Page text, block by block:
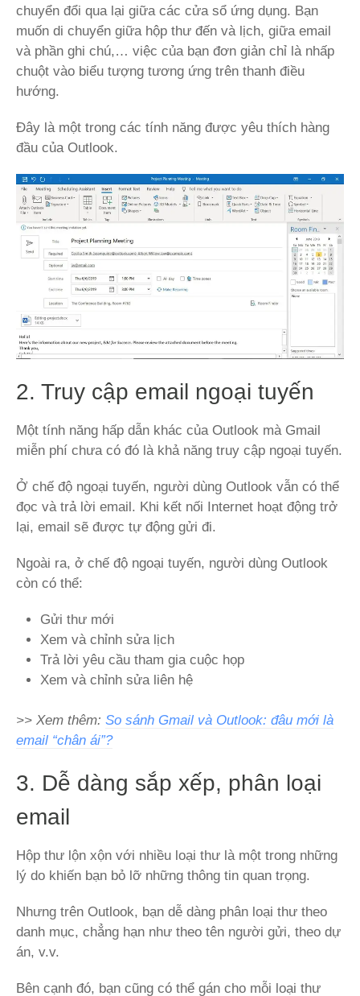
chuyển đổi qua lại giữa các cửa sổ ứng dụng. Bạn
muốn di chuyển giữa hộp thư đến và lịch, giữa email
và phần ghi chú,… việc của bạn đơn giản chỉ là nhấp
chuột vào biểu tượng tương ứng trên thanh điều
hướng.
Đây là một trong các tính năng được yêu thích hàng
đầu của Outlook.
2. Truy cập email ngoại tuyến
Một tính năng hấp dẫn khác của Outlook mà Gmail
miễn phí chưa có đó là khả năng truy cập ngoại tuyến.
Ở chế độ ngoại tuyến, người dùng Outlook vẫn có thể
đọc và trả lời email. Khi kết nối Internet hoạt động trở
lại, email sẽ được tự động gửi đi.
Ngoài ra, ở chế độ ngoại tuyến, người dùng Outlook
còn có thể:
Gửi thư mới
Xem và chỉnh sửa lịch
Trả lời yêu cầu tham gia cuộc họp
Xem và chỉnh sửa liên hệ
>> Xem thêm: So sánh Gmail và Outlook: đâu mới là
email “chân ái”?
3. Dễ dàng sắp xếp, phân loại
email
Hộp thư lộn xộn với nhiều loại thư là một trong những
lý do khiến bạn bỏ lỡ những thông tin quan trọng.
Nhưng trên Outlook, bạn dễ dàng phân loại thư theo
danh mục, chẳng hạn như theo tên người gửi, theo dự
án, v.v.
Bên cạnh đó, bạn cũng có thể gán cho mỗi loại thư